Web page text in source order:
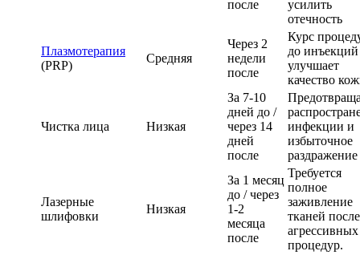
после
усилить
отечность
Плазмотерапия
(PRP)
Средняя
Через 2
недели
после
Курс
до инъекций
улучшает
качество
Чистка лица Низкая
За 7-10
дней до /
через 14
дней
после
инфекции и
избыточное
раздражение
Лазерные
шлифовки
Низкая
За 1 месяц
до / через
1-2
месяца
после
Требуется
полное
заживление
тканей после
агрессивных
процедур.